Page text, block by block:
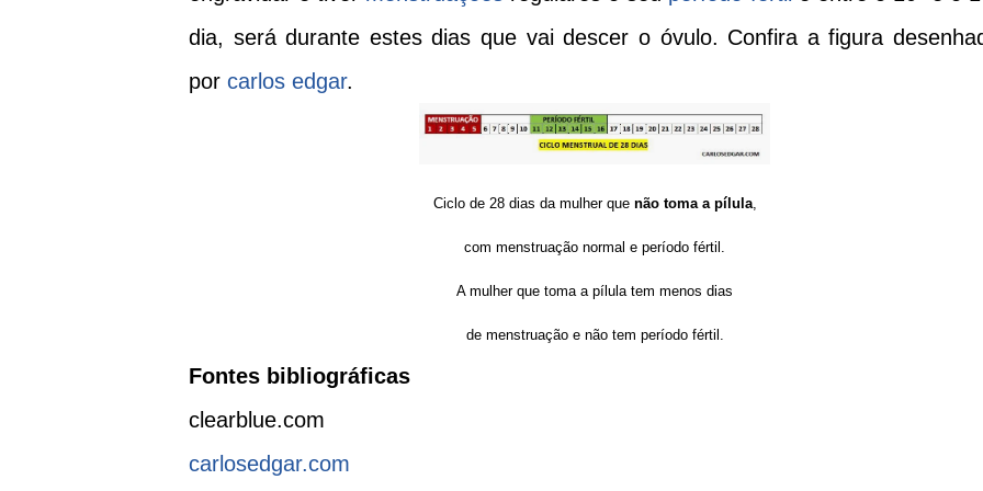
dia, será durante estes dias que vai descer o óvulo. Confira a figura
por carlos edgar.
Ciclo de 28 dias da mulher que não toma a pílula,
com menstruação normal e período fértil.
A mulher que toma a pílula tem menos dias
de menstruação e não tem período fértil.
Fontes bibliográficas
clearblue.com
carlosedgar.com